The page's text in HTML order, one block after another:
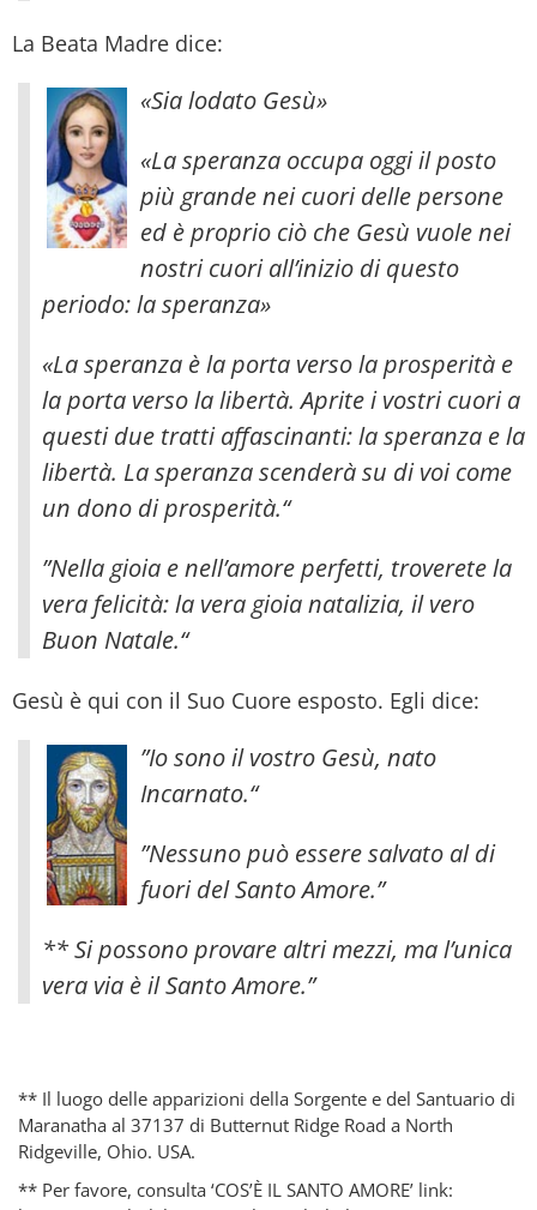
La Beata Madre dice:
«Sia lodato Gesù»
«La speranza occupa oggi il posto
più grande nei cuori delle persone
ed è proprio ciò che Gesù vuole nei
nostri cuori all’inizio di questo
periodo: la speranza»
«La speranza è la porta verso la prosperità e
la porta verso la libertà. Aprite i vostri cuori a
questi due tratti affascinanti: la speranza e la
libertà. La speranza scenderà su di voi come
un dono di prosperità.“
”Nella gioia e nell’amore perfetti, troverete la
vera felicità: la vera gioia natalizia, il vero
Buon Natale.“
Gesù è qui con il Suo Cuore esposto. Egli dice:
”Io sono il vostro Gesù, nato
Incarnato.“
”Nessuno può essere salvato al di
fuori del Santo Amore.”
** Si possono provare altri mezzi, ma l’unica
vera via è il Santo Amore.”
** Il luogo delle apparizioni della Sorgente e del Santuario di
Maranatha al 37137 di Butternut Ridge Road a North
Ridgeville, Ohio. USA.
** Per favore, consulta ‘COS’È IL SANTO AMORE’ link: